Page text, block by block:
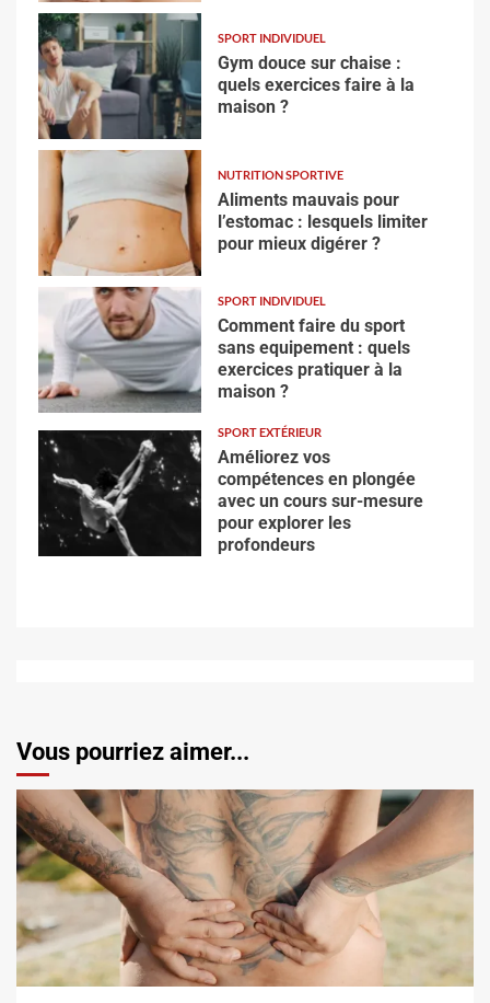
SPORT INDIVIDUEL
Gym douce sur chaise :
quels exercices faire à la
maison ?
NUTRITION SPORTIVE
Aliments mauvais pour
l’estomac : lesquels limiter
pour mieux digérer ?
SPORT INDIVIDUEL
Comment faire du sport
sans equipement : quels
exercices pratiquer à la
maison ?
SPORT EXTÉRIEUR
Améliorez vos
compétences en plongée
avec un cours sur-mesure
pour explorer les
profondeurs
Vous pourriez aimer...